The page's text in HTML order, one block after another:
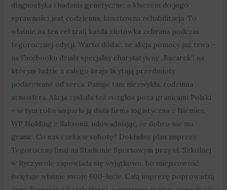
diagnostyka i badania genetyczne, a kluczem do jego
sprawności jest codzienna, kosztowna rehabilitacja. To
właśnie na ten cel trafi każda złotówka zebrana podczas
tegorocznej edycji. Warto dodać, że akcja pomocy już trwa –
na Facebooku działa specjalny charytatywny „Bazarek”, na
którym ludzie z całego kraju licytują przedmioty
podarowane od serca. Panuje tam niezwykła, rodzinna
atmosfera. Akcja zyskała też rozgłos poza granicami Polski
– w tym roku wsparła ją duża firma logistyczna z Niemiec,
WP Holding z Saksonii, udowadniając, że dobro nie ma
granic. Co nas czeka w sobotę? Dokładny plan imprezy
Tegoroczny finał na Stadionie Sportowym przy ul. Szkolnej
w Ryczywole zapowiada się wyjątkowo, bo miejscowość
świętuje właśnie swoje 600-lecie. Całą imprezę poprowadzą